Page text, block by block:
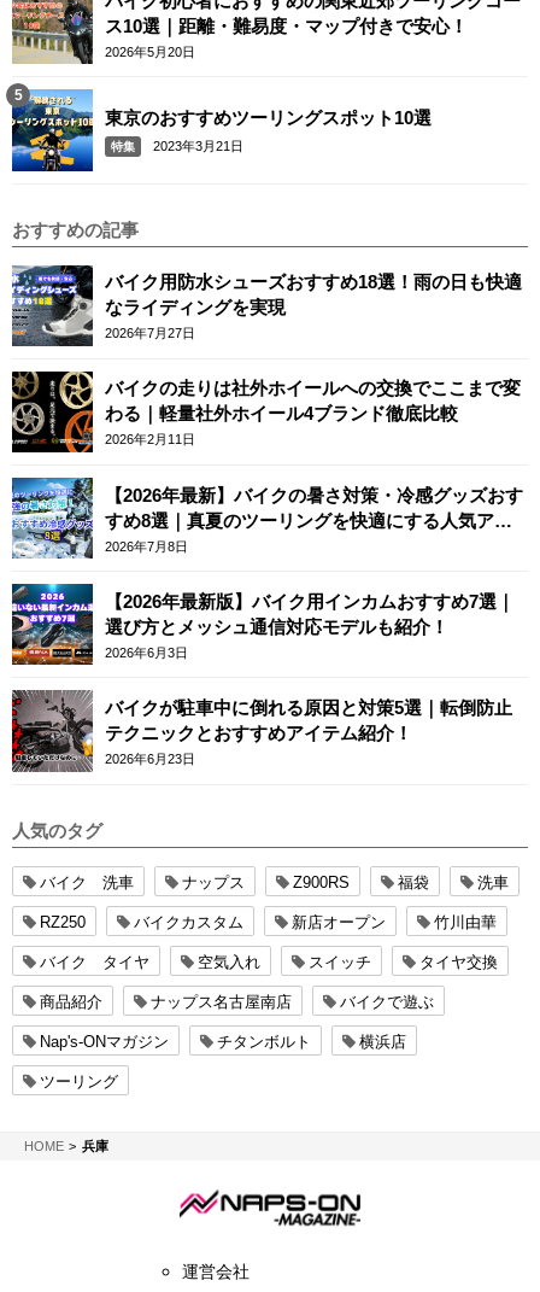
ス10選｜距離・難易度・マップ付きで安心！
2026年5月20日
東京のおすすめツーリングスポット10選
特集 2023年3月21日
おすすめの記事
バイク用防水シューズおすすめ18選！雨の日も快適
なライディングを実現
2026年7月27日
バイクの走りは社外ホイールへの交換でここまで変
わる｜軽量社外ホイール4ブランド徹底比較
2026年2月11日
【2026年最新】バイクの暑さ対策・冷感グッズおす
すめ8選｜真夏のツーリングを快適にする人気アイ
テム
2026年7月8日
【2026年最新版】バイク用インカムおすすめ7選｜
選び方とメッシュ通信対応モデルも紹介！
2026年6月3日
バイクが駐車中に倒れる原因と対策5選｜転倒防止
テクニックとおすすめアイテム紹介！
2026年6月23日
人気のタグ
バイク 洗車 ナップス Z900RS 福袋 洗車
RZ250 バイクカスタム 新店オープン 竹川由華
バイク タイヤ 空気入れ スイッチ タイヤ交換
商品紹介 ナップス名古屋南店 バイクで遊ぶ
Nap's-ONマガジン チタンボルト 横浜店
ツーリング
HOMENAPS-ON マガジン
兵庫
運営会社